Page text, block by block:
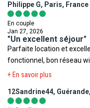
Philippe G, Paris, France
En couple
Jan 27, 2026
"Un excellent séjour"
Parfaite location et
fonctionnel, bon réseau
+ En savoir plus
12Sandrine44,